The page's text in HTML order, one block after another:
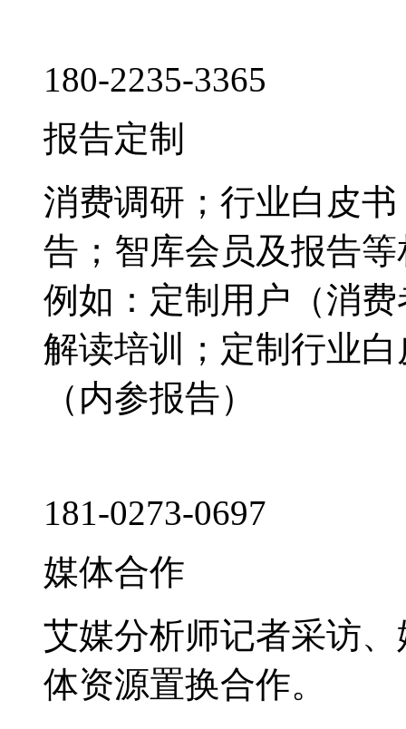
180-2235-3365
报告定制
消费调研；行业白皮
告；智库会员及报告
例如：定制用户（消
解读培训；定制行业
（内参报告）
181-0273-0697
媒体合作
艾媒分析师记者采访
体资源置换合作。